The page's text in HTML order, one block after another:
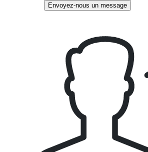
Envoyez-nous un message